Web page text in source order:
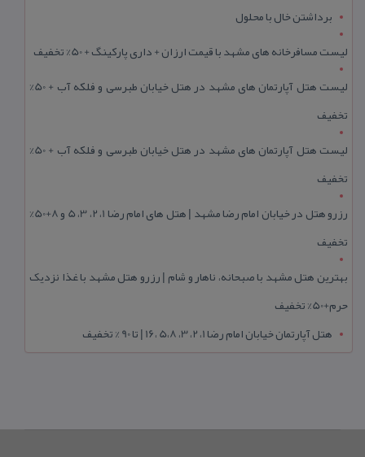
برداشتن خال با محلول
لیست مسافرخانه های مشهد با قیمت ارزان + داری پارکینگ + 50% تخفیف
لیست هتل آپارتمان های مشهد در هتل خیابان طبرسی و فلکه آب + 50%
تخفیف
لیست هتل آپارتمان های مشهد در هتل خیابان طبرسی و فلکه آب + 50%
تخفیف
رزرو هتل در خیابان امام رضا مشهد | هتل‌ های امام رضا 1، 2، 3، 5 و 8+50%
تخفیف
بهترین هتل مشهد با صبحانه، ناهار و شام | رزرو هتل مشهد با غذا نزدیک
حرم+50% تخفیف
هتل آپارتمان خیابان امام رضا 1، 2، 3، 5،8 ،16 | تا 90 % تخفیف